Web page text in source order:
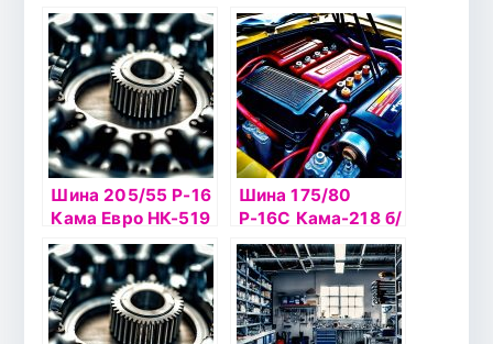
Шина 205/55 Р-16
Кама Евро НК-519
б/к шип
Шина 175/80
Р-16С Кама-218 б/
к